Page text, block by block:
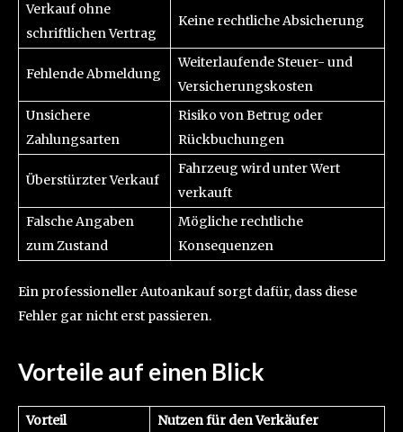
Verkauf ohne
schriftlichen Vertrag
Keine rechtliche Absicherung
Fehlende Abmeldung
Weiterlaufende Steuer- und
Versicherungskosten
Unsichere
Zahlungsarten
Risiko von Betrug oder
Rückbuchungen
Überstürzter Verkauf
Fahrzeug wird unter Wert
verkauft
Falsche Angaben
zum Zustand
Mögliche rechtliche
Konsequenzen
Ein professioneller Autoankauf sorgt dafür, dass diese
Fehler gar nicht erst passieren.
Vorteile auf einen Blick
Vorteil
Nutzen für den Verkäufer